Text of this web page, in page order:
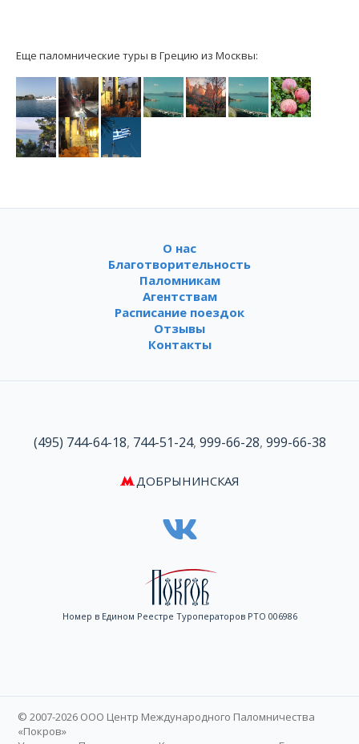
Еще паломнические туры в Грецию из Москвы:
О нас
Благотворительность
Паломникам
Агентствам
Расписание поездок
Отзывы
Контакты
(495) 744-64-18, 744-51-24, 999-66-28, 999-66-38
ДОБРЫНИНСКАЯ
Номер в Едином Реестре Туроператоров РТО 006986
© 2007-2026 ООО Центр Международного Паломничества
«Покров»